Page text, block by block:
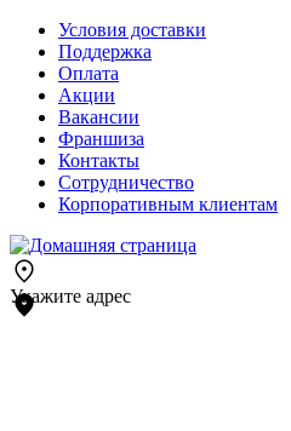
Условия доставки
Поддержка
Оплата
Акции
Вакансии
Франшиза
Контакты
Сотрудничество
Корпоративным клиентам
Укажите адрес